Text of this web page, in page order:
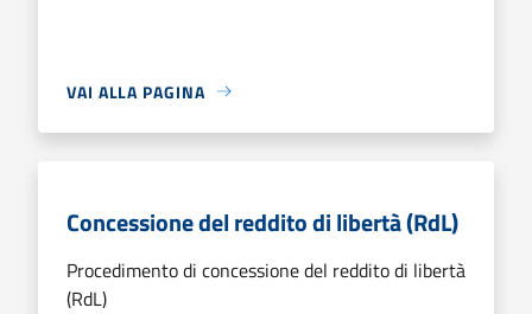
VAI ALLA PAGINA
Concessione del reddito di libertà (RdL)
Procedimento di concessione del reddito di libertà
(RdL)